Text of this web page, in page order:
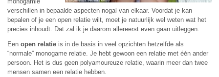
verschillen in bepaalde aspecten nogal van elkaar. Voordat je kan
bepalen of je een open relatie wilt, moet je natuurlijk wel weten wat het
precies inhoudt. Dat zal ik je daarom allereerst even gaan uitleggen.
Een open relatie is in de basis in veel opzichten hetzelfde als
“normale” monogame relatie. Je hebt gewoon een relatie met één ander
persoon. Het is dus geen polyamoureuze relatie, waarin meer dan twee
mensen samen een relatie hebben.